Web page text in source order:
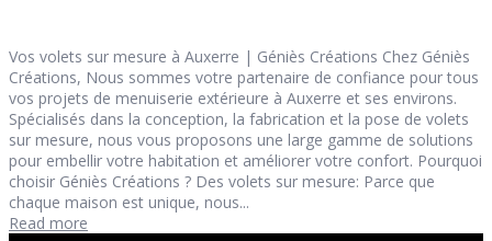
Vos volets sur mesure à Auxerre | Géniès Créations Chez Géniès
Créations, Nous sommes votre partenaire de confiance pour tous
vos projets de menuiserie extérieure à Auxerre et ses environs.
Spécialisés dans la conception, la fabrication et la pose de volets
sur mesure, nous vous proposons une large gamme de solutions
pour embellir votre habitation et améliorer votre confort. Pourquoi
choisir Géniès Créations ? Des volets sur mesure: Parce que
chaque maison est unique, nous...
Read more